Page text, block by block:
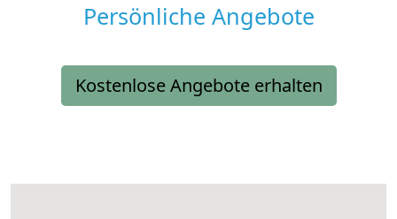
Persönliche Angebote
Kostenlose Angebote erhalten